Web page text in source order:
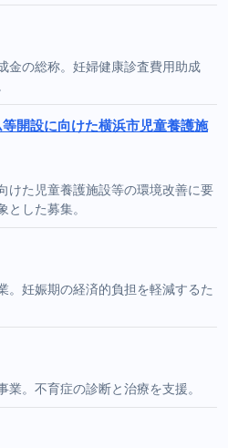
金の総称。妊婦健康診査費用助成
開設に向けた横浜市児童養護施
けた児童養護施設等の環境改善に要
した募集。
。妊娠期の経済的負担を軽減するた
。不育症の診断と治療を支援。